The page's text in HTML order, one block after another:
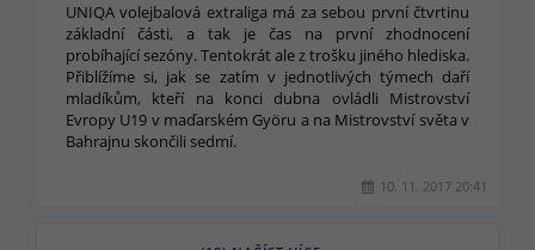
UNIQA volejbalová extraliga má za sebou první čtvrtinu
základní části, a tak je čas na první zhodnocení
probíhající sezóny. Tentokrát ale z trošku jiného hlediska.
Přiblížíme si, jak se zatím v jednotlivých týmech daří
mladíkům, kteří na konci dubna ovládli Mistrovství
Evropy U19 v maďarském Györu a na Mistrovství světa v
Bahrajnu skončili sedmí.
10. 11. 2017 20:41